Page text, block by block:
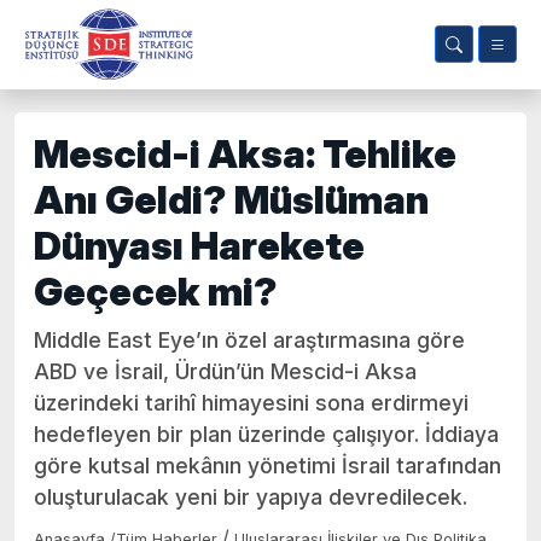
Mescid-i Aksa: Tehlike
Anı Geldi? Müslüman
Dünyası Harekete
Geçecek mi?
Middle East Eye’ın özel araştırmasına göre
ABD ve İsrail, Ürdün’ün Mescid-i Aksa
üzerindeki tarihî himayesini sona erdirmeyi
hedefleyen bir plan üzerinde çalışıyor. İddiaya
göre kutsal mekânın yönetimi İsrail tarafından
oluşturulacak yeni bir yapıya devredilecek.